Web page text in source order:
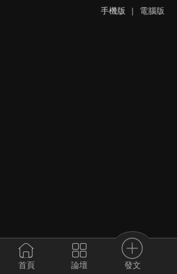
手機版
| 電腦版
首頁 論壇 發文